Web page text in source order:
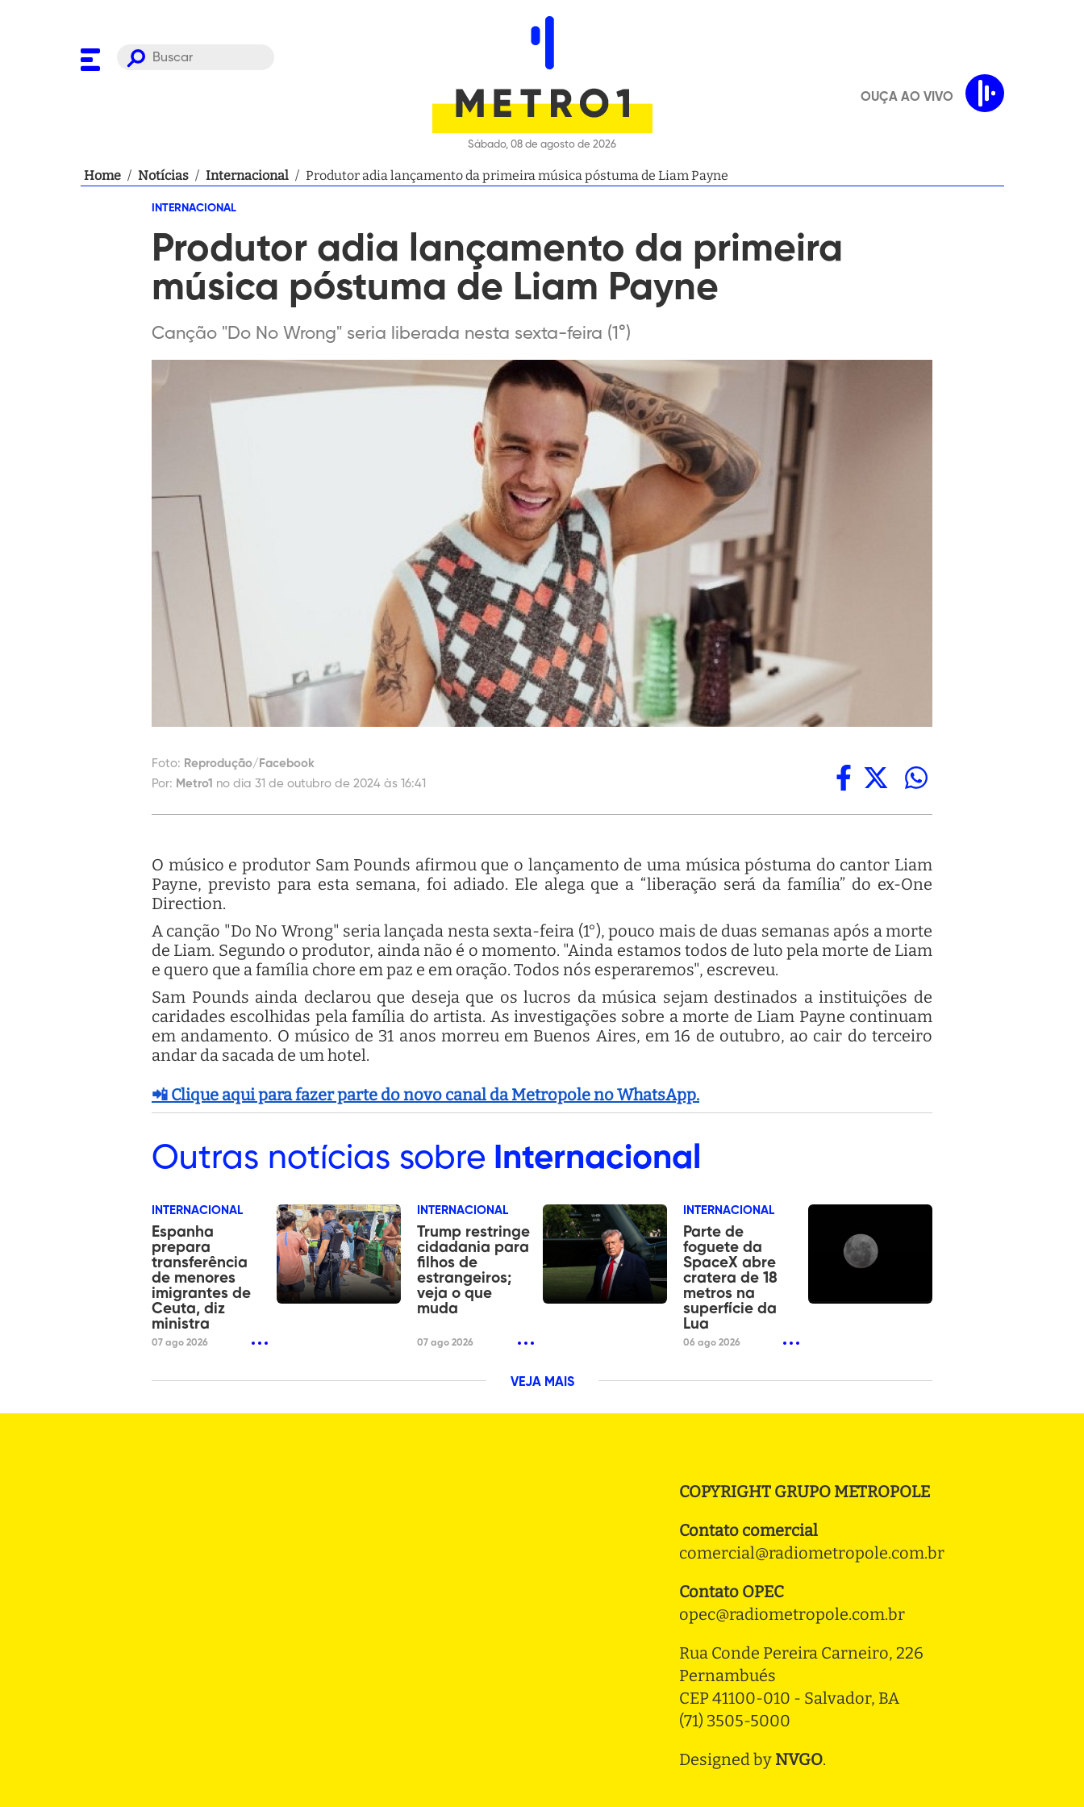
Sábado, 08 de agosto de 2026
OUÇA AO VIVO
Home / Notícias / Internacional / Produtor adia lançamento da primeira música póstuma de Liam Payne
INTERNACIONAL
Produtor adia lançamento da primeira
música póstuma de Liam Payne
Canção "Do No Wrong" seria liberada nesta sexta-feira (1°)
Foto: Reprodução/Facebook
Por: Metro1 no dia 31 de outubro de 2024 às 16:41
O músico e produtor Sam Pounds afirmou que o lançamento de uma música póstuma do cantor Liam
Payne, previsto para esta semana, foi adiado. Ele alega que a “liberação será da família” do ex-One
Direction.
A canção "Do No Wrong" seria lançada nesta sexta-feira (1°), pouco mais de duas semanas após a morte
de Liam. Segundo o produtor, ainda não é o momento. "Ainda estamos todos de luto pela morte de Liam
e quero que a família chore em paz e em oração. Todos nós esperaremos", escreveu.
Sam Pounds ainda declarou que deseja que os lucros da música sejam destinados a instituições de
caridades escolhidas pela família do artista. As investigações sobre a morte de Liam Payne continuam
em andamento. O músico de 31 anos morreu em Buenos Aires, em 16 de outubro, ao cair do terceiro
andar da sacada de um hotel.
📲 Clique aqui para fazer parte do novo canal da Metropole no WhatsApp.
Outras notícias sobre Internacional
INTERNACIONAL
Espanha
prepara
transferência
de menores
imigrantes de
Ceuta, diz
ministra
07 ago 2026
INTERNACIONAL
Trump restringe
cidadania para
filhos de
estrangeiros;
veja o que
muda
07 ago 2026
INTERNACIONAL
Parte de
foguete da
SpaceX abre
cratera de 18
metros na
superfície da
Lua
06 ago 2026
VEJA MAIS
COPYRIGHT GRUPO METROPOLE
Contato comercial
comercial@radiometropole.com.br
Contato OPEC
opec@radiometropole.com.br
Rua Conde Pereira Carneiro, 226
Pernambués
CEP 41100-010 - Salvador, BA
(71) 3505-5000
Designed by NVGO.